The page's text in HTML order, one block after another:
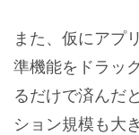
また、仮にアプ
準機能をドラッ
るだけで済んだ
ション規模も大